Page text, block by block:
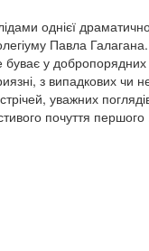
однієї
Павла
буває у
з випадкових чи
уважних
почуття першого